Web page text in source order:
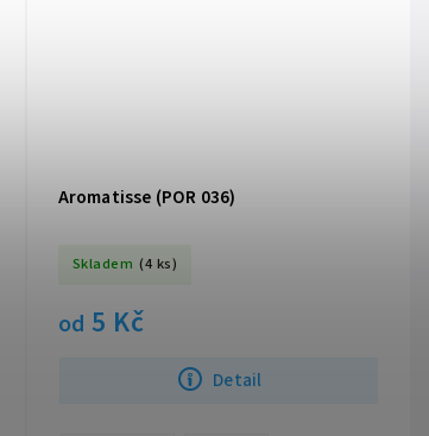
Aromatisse (POR 036)
Skladem (4 ks)
od 5 Kč
Detail